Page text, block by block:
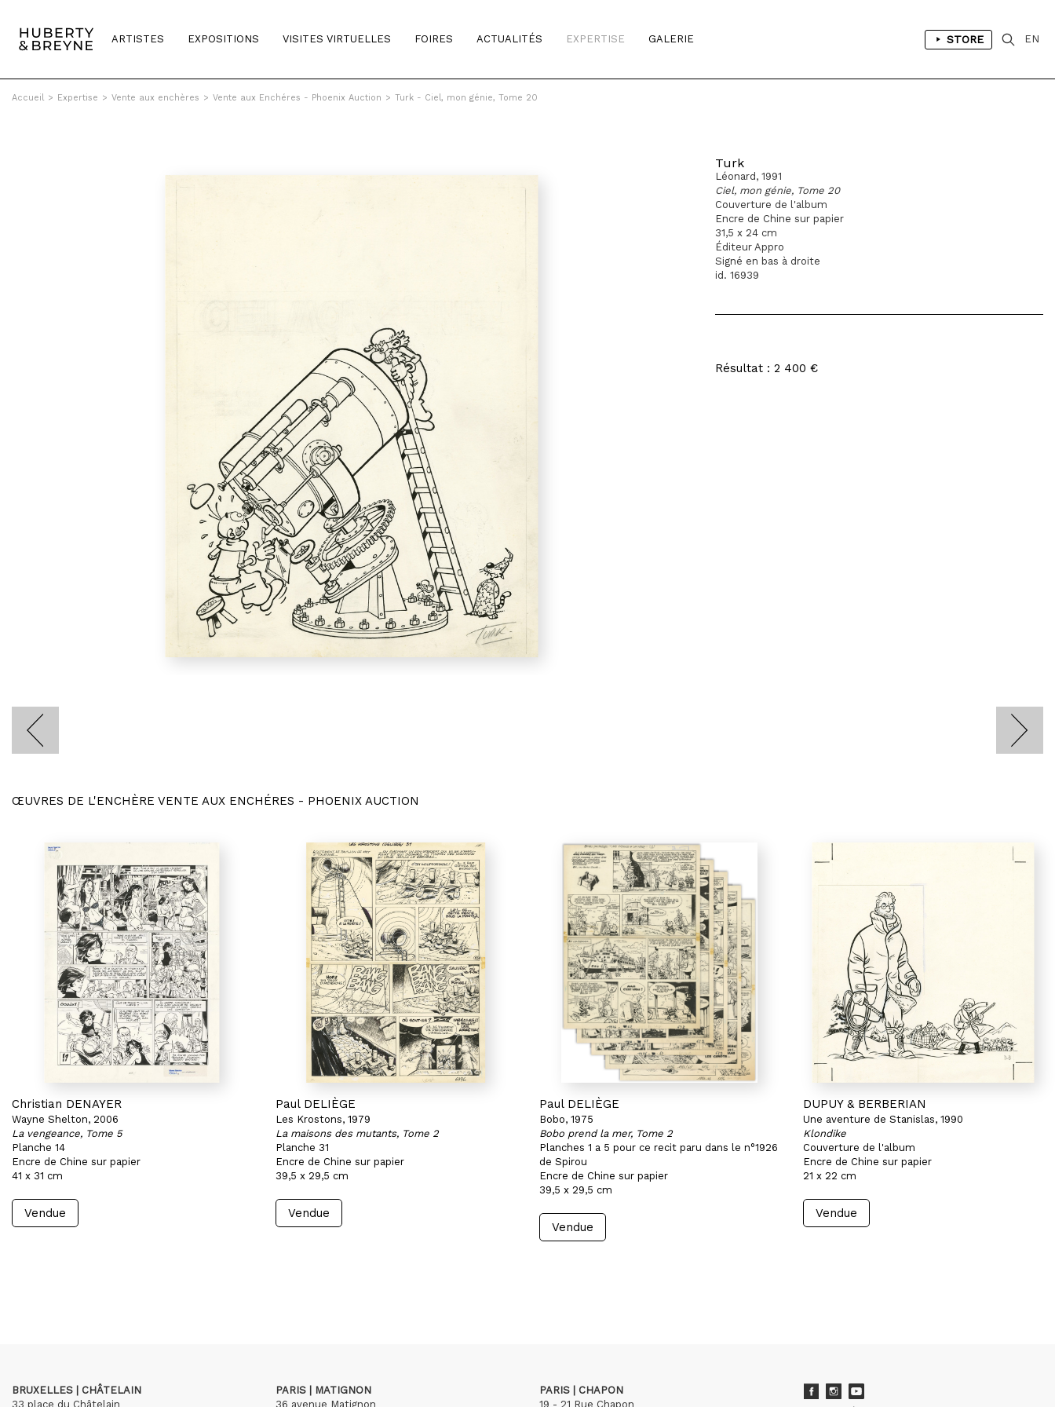
ARTISTES EXPOSITIONS VISITES VIRTUELLES FOIRES ACTUALITÉS EXPERTISE GALERIE STORE EN
Accueil > Expertise > Vente aux enchères > Vente aux Enchéres - Phoenix Auction > Turk - Ciel, mon génie, Tome 20
Turk
Léonard, 1991
Ciel, mon génie, Tome 20
Couverture de l'album
Encre de Chine sur papier
31,5 x 24 cm
Éditeur Appro
Signé en bas à droite
id. 16939
Résultat : 2 400 €
ŒUVRES DE L'ENCHÈRE VENTE AUX ENCHÉRES - PHOENIX AUCTION
Christian DENAYER
Wayne Shelton, 2006
La vengeance, Tome 5
Planche 14
Encre de Chine sur papier
41 x 31 cm
Vendue
Paul DELIÈGE
Les Krostons, 1979
La maisons des mutants, Tome 2
Planche 31
Encre de Chine sur papier
39,5 x 29,5 cm
Vendue
Paul DELIÈGE
Bobo, 1975
Bobo prend la mer, Tome 2
Planches 1 a 5 pour ce recit paru dans le n°1926
de Spirou
Encre de Chine sur papier
39,5 x 29,5 cm
Vendue
DUPUY & BERBERIAN
Une aventure de Stanislas, 1990
Klondike
Couverture de l'album
Encre de Chine sur papier
21 x 22 cm
Vendue
BRUXELLES | CHÂTELAIN
33 place du Châtelain
PARIS | MATIGNON
36 avenue Matignon
PARIS | CHAPON
19 - 21 Rue Chapon